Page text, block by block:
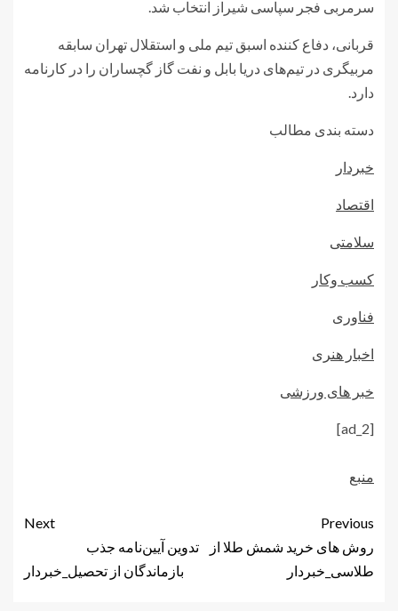
سرمربی فجر سپاسی شیراز انتخاب شد.
قربانی، دفاع کننده اسبق تیم ملی و استقلال تهران سابقه
مربیگری در تیم‌های دریا بابل و نفت گاز گچساران را در کارنامه
دارد.
دسته بندی مطالب
خبردار
اقتصاد
سلامتی
کسب وکار
فناوری
اخبار هنری
خبر های ورزشی
[ad_2]
منبع
Previous
روش های خرید شمش طلا از
طلاسی_خبردار
Next
تدوین آیین‌نامه‌ جذب
بازماندگان از تحصیل_خبردار